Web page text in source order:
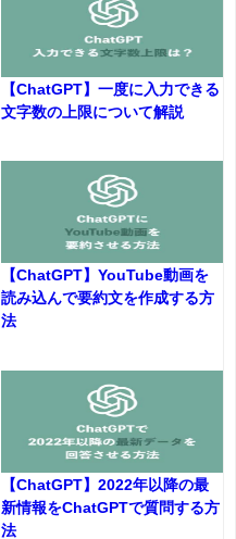
【ChatGPT】一度に入力できる
文字数の上限について解説
【ChatGPT】YouTube動画を
読み込んで要約文を作成する方
法
【ChatGPT】2022年以降の最
新情報をChatGPTで質問する方
法